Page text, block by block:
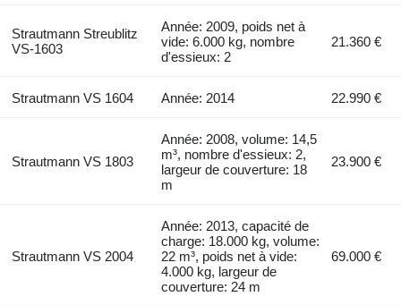
Strautmann Streublitz
VS-1603
Année: 2009, poids net à
vide: 6.000 kg, nombre
d'essieux: 2
21.360 €
Strautmann VS 1604 Année: 2014 22.990 €
Strautmann VS 1803
Année: 2008, volume: 14,5
m³, nombre d'essieux: 2,
largeur de couverture: 18
m
23.900 €
Strautmann VS 2004
Année: 2013, capacité de
charge: 18.000 kg, volume:
22 m³, poids net à vide:
4.000 kg, largeur de
couverture: 24 m
69.000 €